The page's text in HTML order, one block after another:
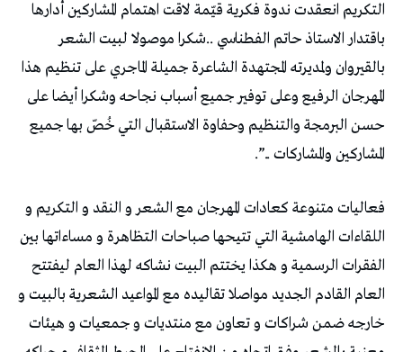
التكريم انعقدت ندوة فكرية قيّمة لاقت اهتمام المشاركين أدارها
باقتدار الاستاذ حاتم الفطناسي ..شكرا موصولا لبيت الشعر
بالقيروان ولمديرته المجتهدة الشاعرة جميلة الماجري على تنظيم هذا
المهرجان الرفيع وعلى توفير جميع أسباب نجاحه وشكرا أيضا على
حسن البرمجة والتنظيم وحفاوة الاستقبال التي خُصّ بها جميع
المشاركين والمشاركات ..”.
فعاليات متنوعة كعادات المهرجان مع الشعر و النقد و التكريم و
اللقاءات الهامشية التي تتيحها صباحات التظاهرة و مساءاتها بين
الفقرات الرسمية و هكذا يختتم البيت نشاكه لهذا العام ليفتتح
العام القادم الجديد مواصلا تقاليده مع المواعيد الشعرية بالبيت و
خارجه ضمن شراكات و تعاون مع منتديات و جمعيات و هيئات